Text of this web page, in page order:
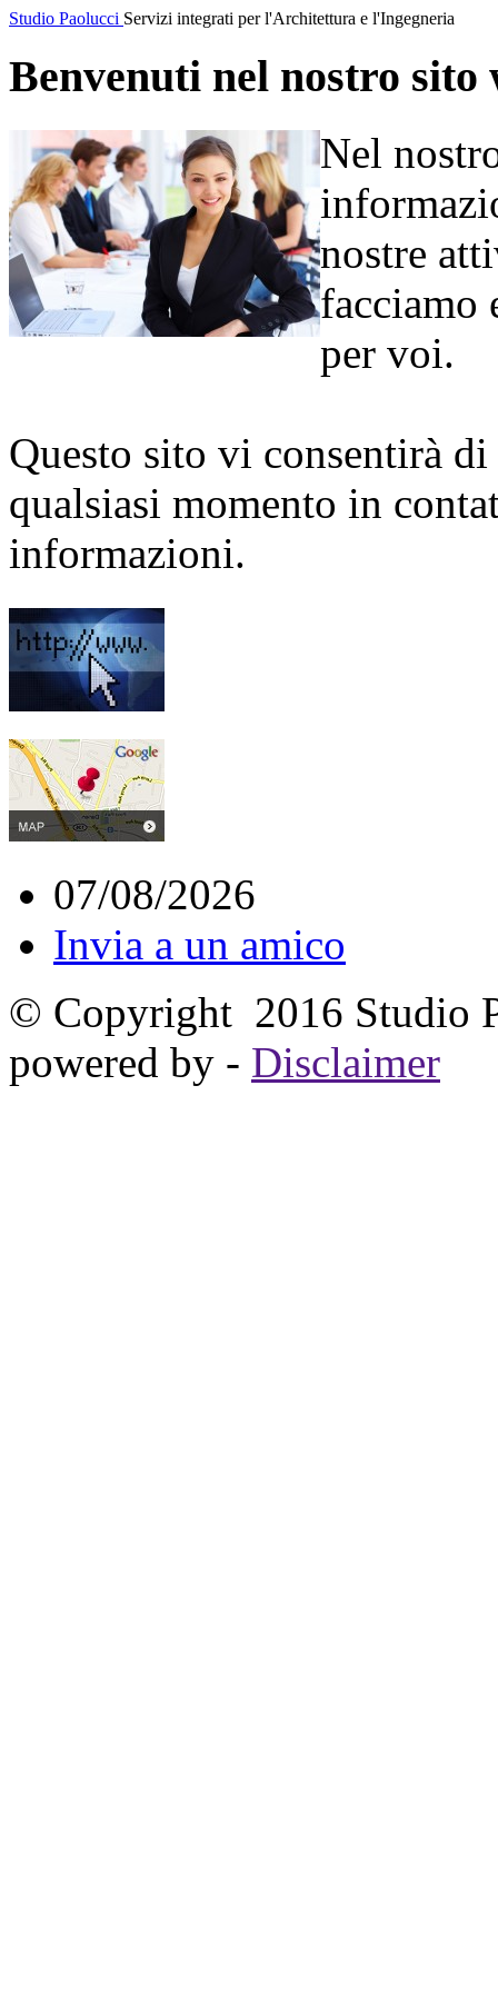
Studio Paolucci Servizi integrati per l'Architettura e l'Ingegneria
Benvenuti nel nostro sito
Nel
nostre
facciamo
per voi.
Questo sito vi consentirà
qualsiasi momento in
informazioni.
07/08/2026
Invia a un amico
© Copyright 2016 Studio
powered by - Disclaimer